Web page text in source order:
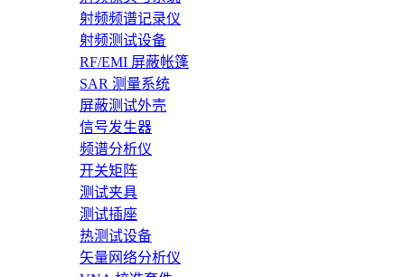
射频频谱记录仪
射频测试设备
RF/EMI 屏蔽帐篷
SAR 测量系统
屏蔽测试外壳
信号发生器
频谱分析仪
开关矩阵
测试夹具
测试插座
热测试设备
矢量网络分析仪